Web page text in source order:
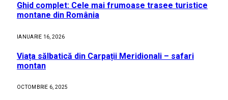
Ghid complet: Cele mai frumoase trasee turistice
montane din România
IANUARIE 16, 2026
Viața sălbatică din Carpații Meridionali – safari
montan
OCTOMBRIE 6, 2025